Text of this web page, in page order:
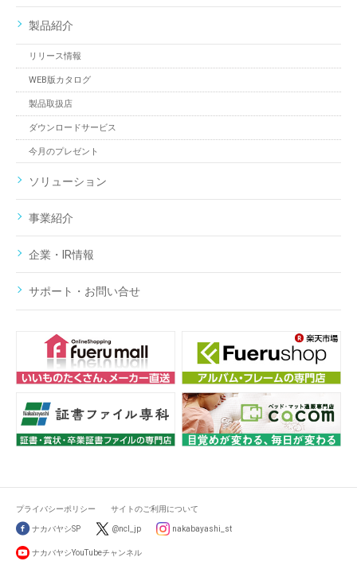
製品紹介
リリース情報
WEB版カタログ
製品取扱店
ダウンロードサービス
今月のプレゼント
ソリューション
事業紹介
企業・IR情報
サポート・お問い合せ
プライバシーポリシー サイトのご利用について
ナカバヤシSP @ncl_jp nakabayashi_st
ナカバヤシYouTubeチャンネル